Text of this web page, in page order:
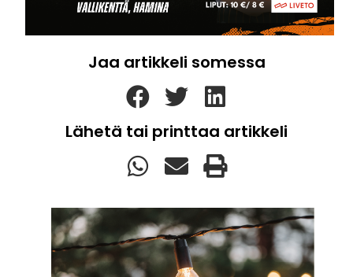
Jaa artikkeli somessa
Lähetä tai printtaa artikkeli